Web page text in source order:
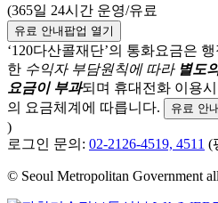
(365일 24시간 운영/유료
유료 안내팝업 열기
‘120다산콜재단’의 통화요금은
한 수익자 부담원칙에 따라 별도
요금이 부과되며 휴대전화 이용
의 요금체계에 따릅니다.
유료 안
)
로그인 문의: 02-2126-4519, 4511 (
© Seoul Metropolitan Government